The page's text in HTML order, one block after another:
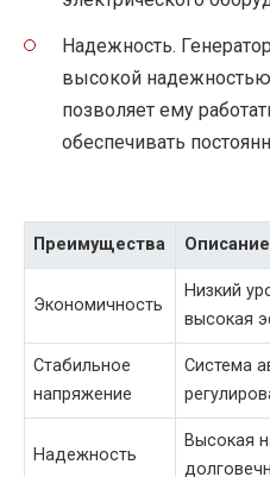
Надежность.
высокой
позволяет ему
обеспечивать
Преимущества Описание
Экономичность
Низкий
высокая
Стабильное
напряжение
Система
Надежность
Высокая